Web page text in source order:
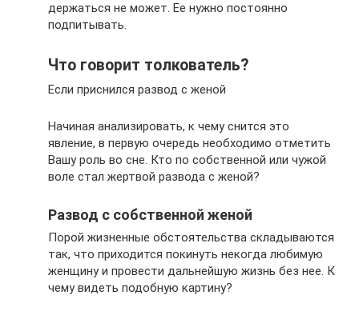
держаться не может. Ее нужно постоянно
подпитывать.
Что говорит толкователь?
Если приснился развод с женой
Начиная анализировать, к чему снится это
явление, в первую очередь необходимо отметить
Вашу роль во сне. Кто по собственной или чужой
воле стал жертвой развода с женой?
Развод с собственной женой
Порой жизненные обстоятельства складываются
так, что приходится покинуть некогда любимую
женщину и провести дальнейшую жизнь без нее. К
чему видеть подобную картину?